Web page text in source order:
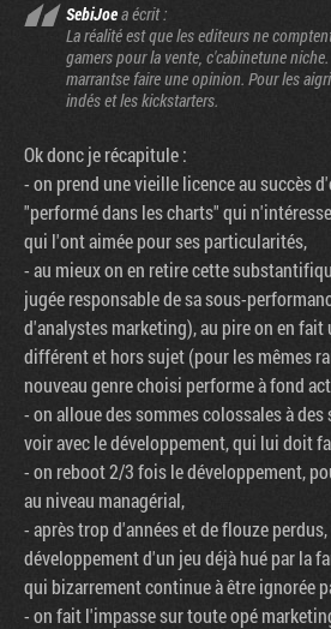
SebiJoea écrit :
La réalité est que les editeurs ne
gamers pour la vente, c'cabinetune
marrantse faire une opinion. Pour les
indés et les kickstarters.
Ok donc je récapitule :
- on prend une vieille licence au succès
"performé dans les charts" qui
qui l'ont aimée pour ses particularités,
- au mieux on en retire cette
jugée responsable de sa sous-
d'analystes marketing), au pire on en
différent et hors sujet (pour les mêmes
nouveau genre choisi performe à fond
- on alloue des sommes colossales à
voir avec le développement, qui lui doit
- on reboot 2/3 fois le développement,
au niveau managérial,
- après trop d'années et de flouze
développement d'un jeu déjà hué par la
qui bizarrement continue à être ignorée
- on fait l'impasse sur toute opé